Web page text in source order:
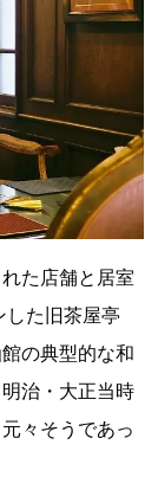
た店舗と居室
た旧茶屋亭
の典型的な和
治・大正当時
々そうであっ